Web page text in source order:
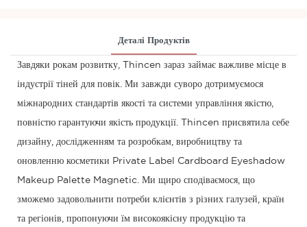
Деталі Продуктів
Завдяки рокам розвитку, Thincen зараз займає важливе місце в
індустрії тіней для повік. Ми завжди суворо дотримуємося
міжнародних стандартів якості та системи управління якістю,
повністю гарантуючи якість продукції. Thincen присвятила себе
дизайну, дослідженням та розробкам, виробництву та
оновленню косметики Private Label Cardboard Eyeshadow
Makeup Palette Magnetic. Ми щиро сподіваємося, що
зможемо задовольнити потреби клієнтів з різних галузей, країн
та регіонів, пропонуючи їм високоякісну продукцію та